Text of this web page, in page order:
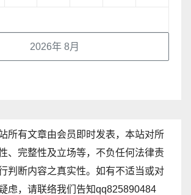
2026年 8月
所有文章由会员即时发表，本站对所
、完整性及立场等，不负任何法律责
判断内容之真实性。如有不适当或对
虑，请联络我们告知qq825890484